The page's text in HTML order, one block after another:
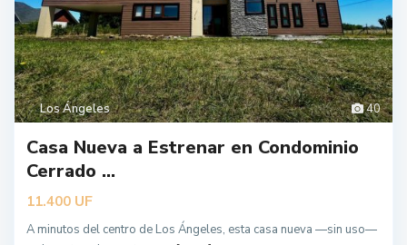
40
Los Ángeles
Casa Nueva a Estrenar en Condominio
Cerrado ...
11.400 UF
A minutos del centro de Los Ángeles, esta casa nueva —sin uso—